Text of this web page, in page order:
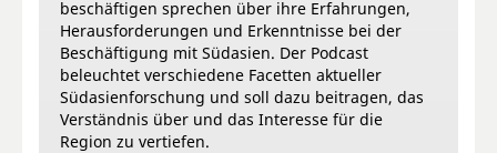
beschäftigen sprechen über ihre Erfahrungen,
Herausforderungen und Erkenntnisse bei der
Beschäftigung mit Südasien. Der Podcast
beleuchtet verschiedene Facetten aktueller
Südasienforschung und soll dazu beitragen, das
Verständnis über und das Interesse für die
Region zu vertiefen.